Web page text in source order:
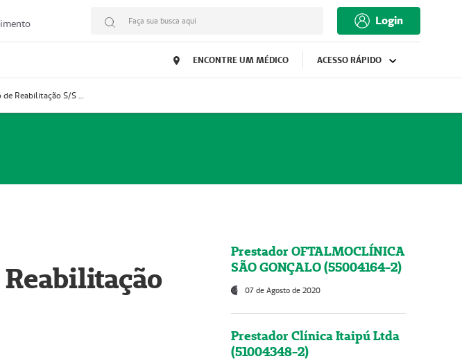
Faça sua busca aqui Login
ENCONTRE UM MÉDICO ACESSO RÁPIDO
Prestador CERPAM – Centro de Reabilitação S/S Ltda-ME (52004274-8)
Prestador OFTALMOCLÍNICA
SÃO GONÇALO (55004164-2)
07 de Agosto de 2020
Prestador Clínica Itaipú Ltda
(51004348-2)